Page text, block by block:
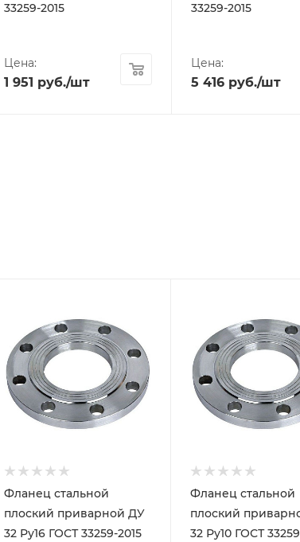
33259-2015
Цена:
1 951 руб./шт
33259-2015
Цена:
5 416 руб./шт
Фланец стальной
плоский приварной ДУ
32 Ру16 ГОСТ 33259-2015
Фланец стальной
плоский
32 Ру10 ГОСТ